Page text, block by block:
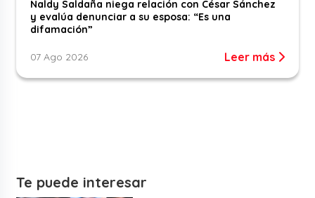
Naldy Saldaña niega relación con César Sánchez
y evalúa denunciar a su esposa: “Es una
difamación”
07 Ago 2026 Leer más
Te puede interesar